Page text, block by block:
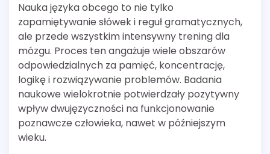
Nauka języka obcego to nie tylko
zapamiętywanie słówek i reguł gramatycznych,
ale przede wszystkim intensywny trening dla
mózgu. Proces ten angażuje wiele obszarów
odpowiedzialnych za pamięć, koncentrację,
logikę i rozwiązywanie problemów. Badania
naukowe wielokrotnie potwierdzały pozytywny
wpływ dwujęzyczności na funkcjonowanie
poznawcze człowieka, nawet w późniejszym
wieku.